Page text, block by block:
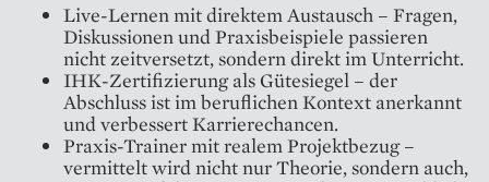
Live-Lernen mit direktem Austausch – Fragen,
Diskussionen und Praxisbeispiele passieren
nicht zeitversetzt, sondern direkt im Unterricht.
IHK-Zertifizierung als Gütesiegel – der
Abschluss ist im beruflichen Kontext anerkannt
und verbessert Karrierechancen.
Praxis-Trainer mit realem Projektbezug –
vermittelt wird nicht nur Theorie, sondern auch,